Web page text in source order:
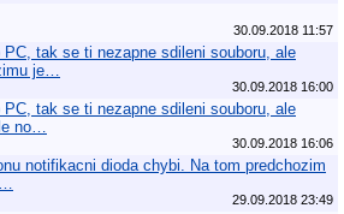
30.09.2018 11:57
tak se ti nezapne sdileni souboru, ale
je…
30.09.2018 16:00
tak se ti nezapne sdileni souboru, ale
no…
30.09.2018 16:06
notifikacni dioda chybi. Na tom predchozim
29.09.2018 23:49